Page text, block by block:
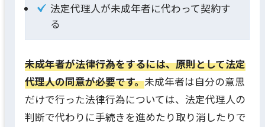
法定代理人が未成年者に代わって契約す
る
未成年者が法律行為をするには、原則として法定
代理人の同意が必要です。未成年者は自分の意思
だけで行った法律行為については、法定代理人の
判断で代わりに手続きを進めたり取り消したりで